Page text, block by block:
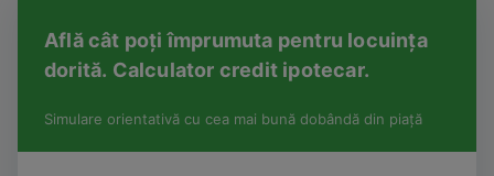
Află cât poți împrumuta pentru locuința
dorită. Calculator credit ipotecar.
Simulare orientativă cu cea mai bună dobândă din piață